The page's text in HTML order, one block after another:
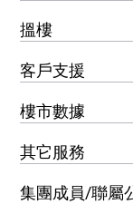
集團成員/聯屬
其它服務
樓市數據
客戶支援
搵樓